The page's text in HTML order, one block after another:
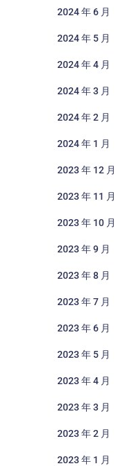
2024 年 6 月
2024 年 5 月
2024 年 4 月
2024 年 3 月
2024 年 2 月
2024 年 1 月
2023 年 12 月
2023 年 11 月
2023 年 10 月
2023 年 9 月
2023 年 8 月
2023 年 7 月
2023 年 6 月
2023 年 5 月
2023 年 4 月
2023 年 3 月
2023 年 2 月
2023 年 1 月